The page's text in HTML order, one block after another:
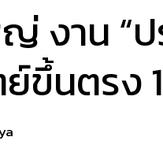
งาน “
ขึ้นตรง